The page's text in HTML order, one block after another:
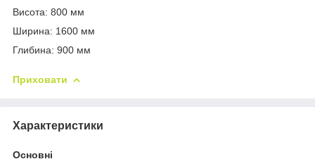
Висота: 800 мм
Ширина: 1600 мм
Глибина: 900 мм
Приховати
Характеристики
Основні